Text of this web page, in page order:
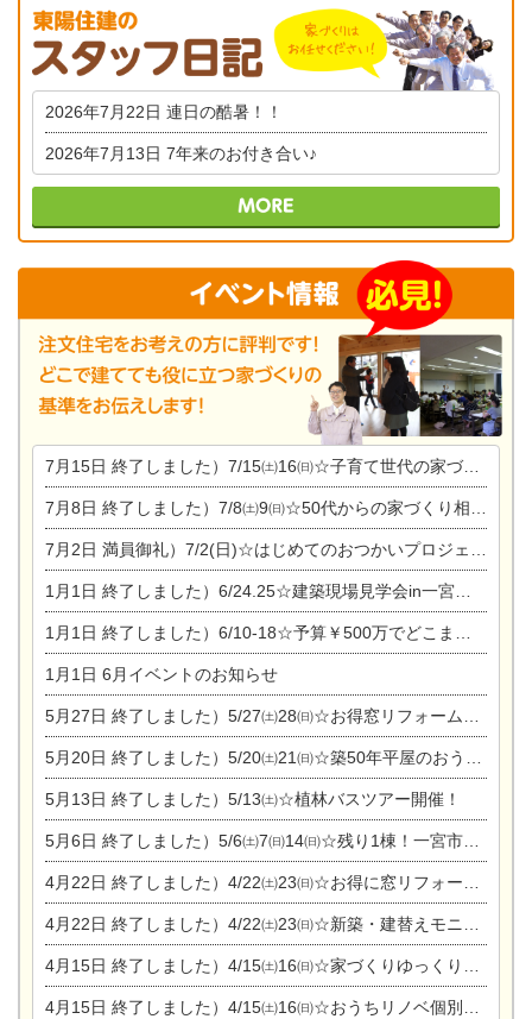
2026年7月22日 連日の酷暑！！
2026年7月13日 7年来のお付き合い♪
7月15日 終了しました）7/15㈯16㈰☆子育て世代の家づくり相談会
7月8日 終了しました）7/8㈯9㈰☆50代からの家づくり相談会
7月2日 満員御礼）7/2(日)☆はじめてのおつかいプロジェクト
1月1日 終了しました）6/24.25☆建築現場見学会in一宮市木曽川町
1月1日 終了しました）6/10-18☆予算￥500万でどこまでできるの？リフォーム相談会
1月1日 6月イベントのお知らせ
5月27日 終了しました）5/27㈯28㈰☆お得窓リフォーム個別相談会
5月20日 終了しました）5/20㈯21㈰☆築50年平屋のおうちリノベーション完成見学会
5月13日 終了しました）5/13㈯☆植林バスツアー開催！
5月6日 終了しました）5/6㈯7㈰14㈰☆残り1棟！一宮市限定モニター募集相談会(新築・建替え)
4月22日 終了しました）4/22㈯23㈰☆お得に窓リフォーム個別相談会
4月22日 終了しました）4/22㈯23㈰☆新築・建替えモニター募集個別相談会
4月15日 終了しました）4/15㈯16㈰☆家づくりゆっくりじっくり個別相談会
4月15日 終了しました）4/15㈯16㈰☆おうちリノベ個別相談会